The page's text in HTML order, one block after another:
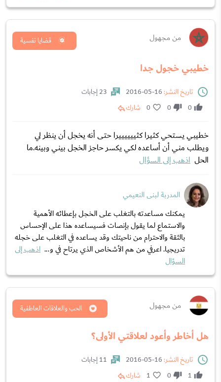
من مجهول
خطيبي خجول جدا
قضايا نفسية
تاريخ النشر:
23 إجابات
0
0
0 شارك
خطيبي يستحي كثيرا كثييييييرا حتى أنه يخجل أن ينظر لي
ويطلب مني أن أساعده لكي يكسر حاجز الخجل بيني وبينه.ما
الحل اذهب إلى السؤال
المدربة لبنى النعيمي
يمكنك مساعدته بالتغلب على الخجل بإعطائه الأهمية
والاستماع لما يقول بإنصات فسيساعده هذا على الإحساس
بالثقة والاحترام من ناحيتك وقد يساعده في التغلب على خجله
تدريجيا. اعرفي من هم الأشخاص الذي يرتاح في و... اذهب إلى
السؤال
من مجهول
هل أخاطر وأعود لعلاقتي الأولى؟
الحب والعلاقات العاطفية
تاريخ النشر:
11 إجابات
1
0
1 شارك